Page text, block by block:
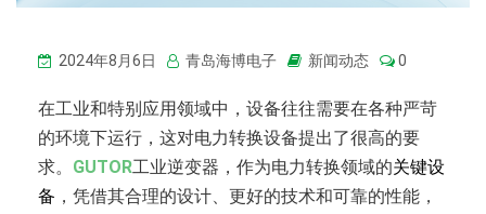
2024年8月6日 青岛海博电子 新闻动态 0
在工业和特别应用领域中，设备往往需要在各种严苛
的环境下运行，这对电力转换设备提出了很高的要
求。 GUTOR工业逆变器，作为电力转换领域的关键设
备 ，凭借其合理的设计、更好的技术和可靠的性能，